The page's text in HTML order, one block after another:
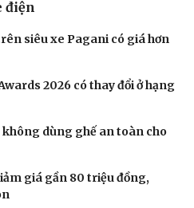
Đời sống
Blog
điện
siêu xe Pagani có giá hơn
2026 có thay đổi ở hạng
không dùng ghế an toàn cho
giá gần 80 triệu đồng,